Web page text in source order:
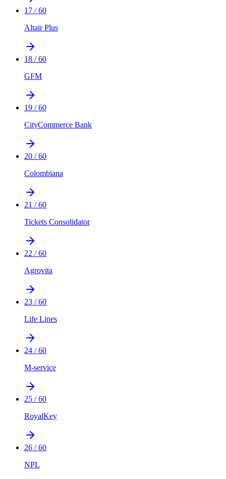
17 /60
Altair Plus
18 /60
GFM
19 /60
CityCommerce Bank
20 /60
Colombiana
21 /60
Tickets Consolidator
22 /60
Agrovita
23 /60
Life Lines
24 /60
M-service
25 /60
RoyalKey
26 /60
NPL